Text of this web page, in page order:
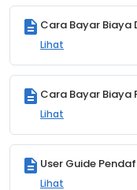
description Cara Bayar Biaya
(MABA)
Lihat
description Cara Bayar
Lihat
description User Guide
Lihat